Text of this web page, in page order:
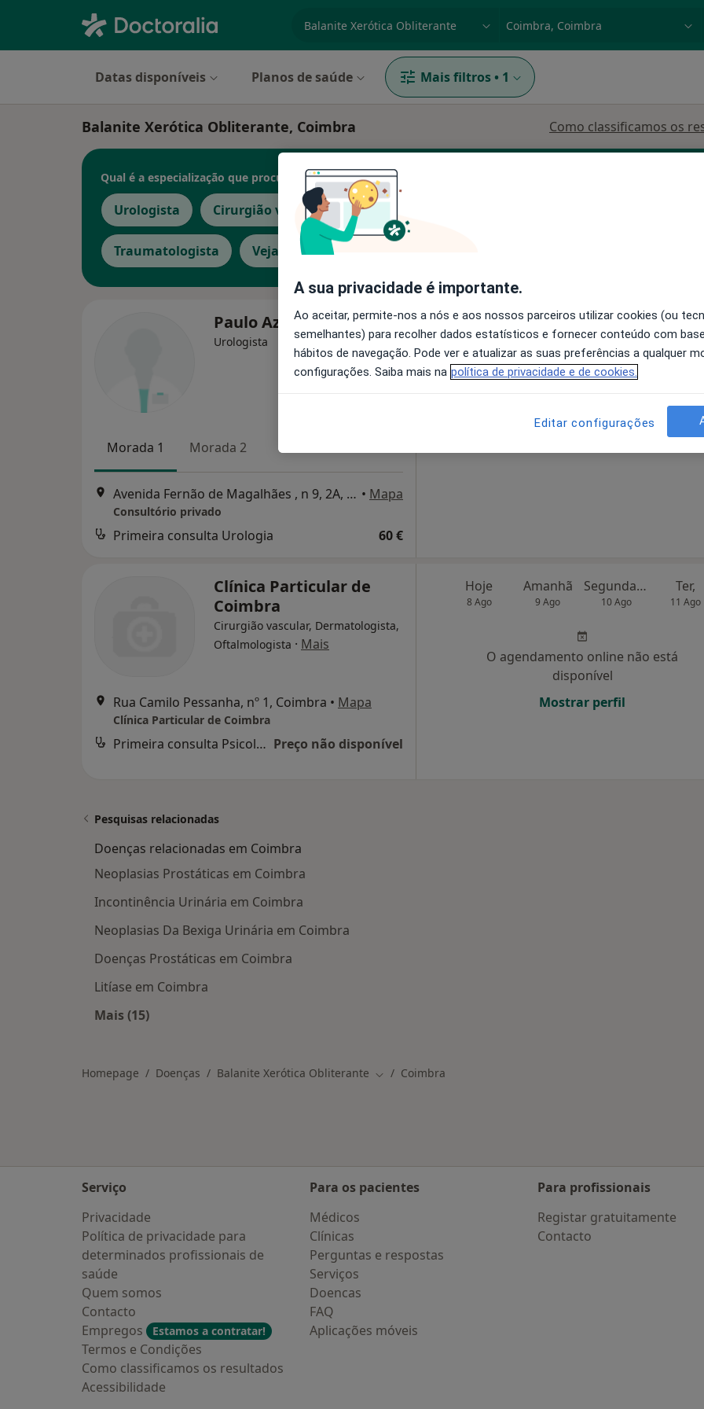
especialidade, doença ou nome
Datas disponíveis Planos de saúde Mais filtros • 1
Balanite Xerótica Obliterante, Coimbra Como classificamos os
Qual é a especialização que procura?
Urologista Cirurgião vascular Dermatologista
Traumatologista Veja mais
Paulo Azinhais
Urologista
Morada 1 Morada 2
Avenida Fernão de Magalhães , n 9, 2A, Coimbra • Mapa
Consultório privado
Primeira consulta Urologia 60 €
Hoje
8 Ago
Amanhã
9 Ago
Segunda-feira
10 Ago
Ter,
11 Ago
Clínica Particular de
Coimbra
Cirurgião vascular, Dermatologista,
Oftalmologista · Mais
Rua Camilo Pessanha, nº 1, Coimbra • Mapa
Clínica Particular de Coimbra
Primeira consulta Psicologia Preço não disponível
Hoje
8 Ago
Amanhã
9 Ago
Segunda-feira
10 Ago
Ter,
11 Ago
O agendamento online não está
disponível
Mostrar perfil
Pesquisas relacionadas
Doenças relacionadas em Coimbra
Neoplasias Prostáticas em Coimbra
Incontinência Urinária em Coimbra
Neoplasias Da Bexiga Urinária em Coimbra
Doenças Prostáticas em Coimbra
Litíase em Coimbra
Mais (15)
Homepage Doenças Balanite Xerótica Obliterante Mudar de cidade
Coimbra
Serviço
Privacidade
Política de privacidade para
determinados profissionais de
saúde
Quem somos
Contacto
Empregos
Estamos a contratar!
Termos e Condições
Como classificamos os resultados
Acessibilidade
Para os pacientes
Médicos
Clínicas
Perguntas e respostas
Serviços
Doencas
FAQ
Aplicações móveis
Para profissionais
Registar gratuitamente
Contacto
A sua privacidade é importante.
Ao aceitar, permite-nos a nós e aos nossos parceiros utilizar cookies (ou
semelhantes) para recolher dados estatísticos e fornecer conteúdo com
hábitos de navegação. Pode ver e atualizar as suas preferências a qualquer
configurações. Saiba mais na política de privacidade e de cookies.
Editar configurações